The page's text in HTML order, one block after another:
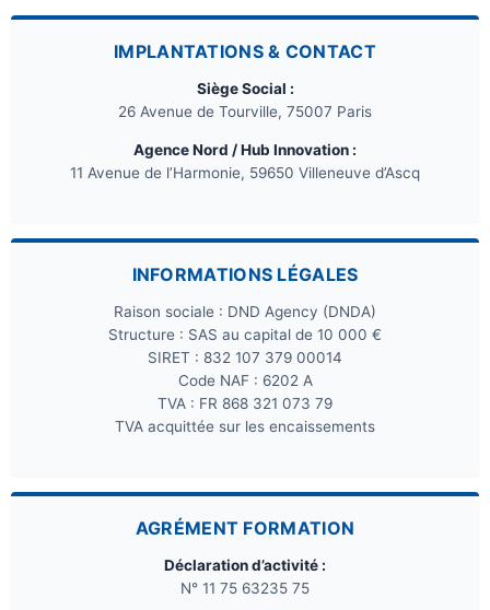
IMPLANTATIONS & CONTACT
Siège Social :
26 Avenue de Tourville, 75007 Paris
Agence Nord / Hub Innovation :
11 Avenue de l’Harmonie, 59650 Villeneuve d’Ascq
INFORMATIONS LÉGALES
Raison sociale : DND Agency (DNDA)
Structure : SAS au capital de 10 000 €
SIRET : 832 107 379 00014
Code NAF : 6202 A
TVA : FR 868 321 073 79
TVA acquittée sur les encaissements
AGRÉMENT FORMATION
Déclaration d’activité :
N° 11 75 63235 75